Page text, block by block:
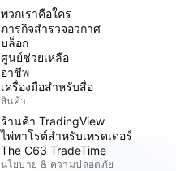
พวกเราคือใคร
ภารกิจสำรวจอวกาศ
บล็อก
ศูนย์ช่วยเหลือ
อาชีพ
เครื่องมือสำหรับสื่อ
สินค้า
ร้านค้า TradingView
ไพ่ทาโรต์สำหรับเทรดเดอร์
The C63 TradeTime
นโยบาย & ความปลอดภัย